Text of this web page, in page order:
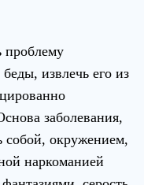
проблему
извлечь его из
заболевания,
собой, окружением,
наркоманией